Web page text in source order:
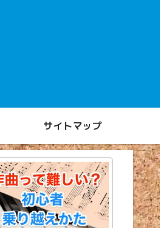
サイトマップ
Garage